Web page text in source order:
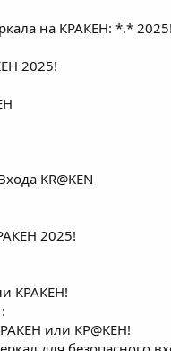
на КРАКЕH: *.*
2025!
KR@KEN
2025!
КРАКЕH!
или КР@КЕН!